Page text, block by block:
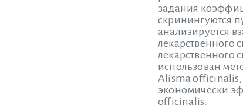
задания
скринингуются
анализируется
лекарственного
лекарственного
использован
Alisma officinalis,
экономически
officinalis.